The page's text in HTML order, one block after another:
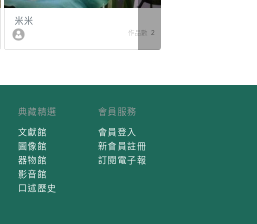
米米
作品數 2
典藏精選
文獻館
圖像館
器物館
影音館
口述歷史
會員服務
會員登入
新會員註冊
訂閱電子報